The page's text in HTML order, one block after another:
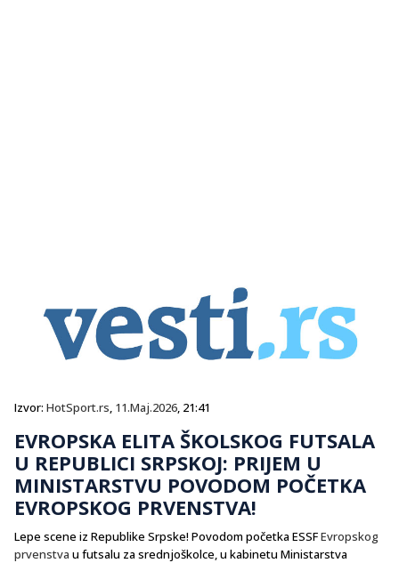
Izvor: HotSport.rs, 11.Maj.2026, 21:41
EVROPSKA ELITA ŠKOLSKOG FUTSALA
U REPUBLICI SRPSKOJ: PRIJEM U
MINISTARSTVU POVODOM POČETKA
EVROPSKOG PRVENSTVA!
Lepe scene iz Republike Srpske! ​Povodom početka ESSFEvropskog
prvenstva u futsalu za srednjoškolce, u kabinetu Ministarstva